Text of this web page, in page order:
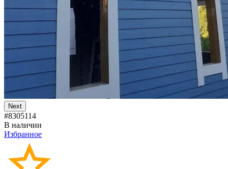
Next
#8305114
В наличии
Избранное